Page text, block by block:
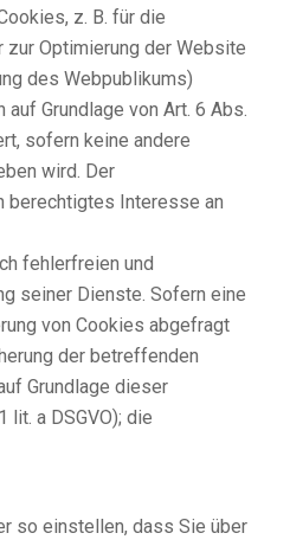
z. B. für die
zur Optimierung der Website
des Webpublikums)
Grundlage von Art. 6 Abs.
sofern keine andere
wird. Der
berechtigtes Interesse an
fehlerfreien und
seiner Dienste. Sofern eine
von Cookies abgefragt
der betreffenden
Grundlage dieser
lit. a DSGVO); die
so einstellen, dass Sie über